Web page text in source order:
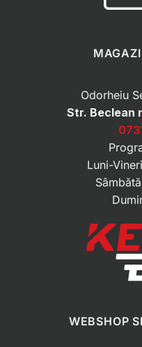
Odorheiu
Str. Beclean
Luni-
WEBSHOP